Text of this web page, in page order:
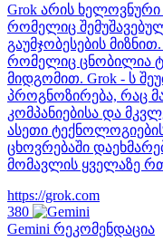
Grok არის
რომელიც
გაუმჯობესების
რომელიც ცნობილია
მიდგომით. Grok - ს
პროგნოზირება, რაც
კომპანიებისა და
ასეთი
ცხოვრებაში
მომავლის ყველაზე
https://grok.com
380
Gemini რეკომენდაცია